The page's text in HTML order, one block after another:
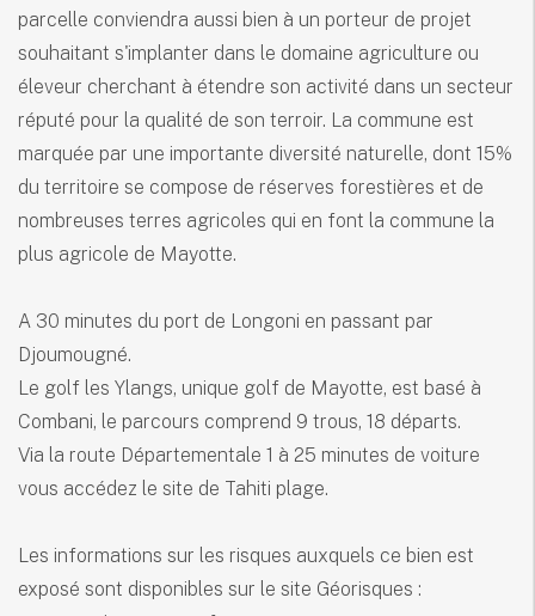
parcelle conviendra aussi bien à un porteur de projet
souhaitant s'implanter dans le domaine agriculture ou
éleveur cherchant à étendre son activité dans un secteur
réputé pour la qualité de son terroir. La commune est
marquée par une importante diversité naturelle, dont 15%
du territoire se compose de réserves forestières et de
nombreuses terres agricoles qui en font la commune la
plus agricole de Mayotte.
A 30 minutes du port de Longoni en passant par
Djoumougné.
Le golf les Ylangs, unique golf de Mayotte, est basé à
Combani, le parcours comprend 9 trous, 18 départs.
Via la route Départementale 1 à 25 minutes de voiture
vous accédez le site de Tahiti plage.
Les informations sur les risques auxquels ce bien est
exposé sont disponibles sur le site Géorisques :